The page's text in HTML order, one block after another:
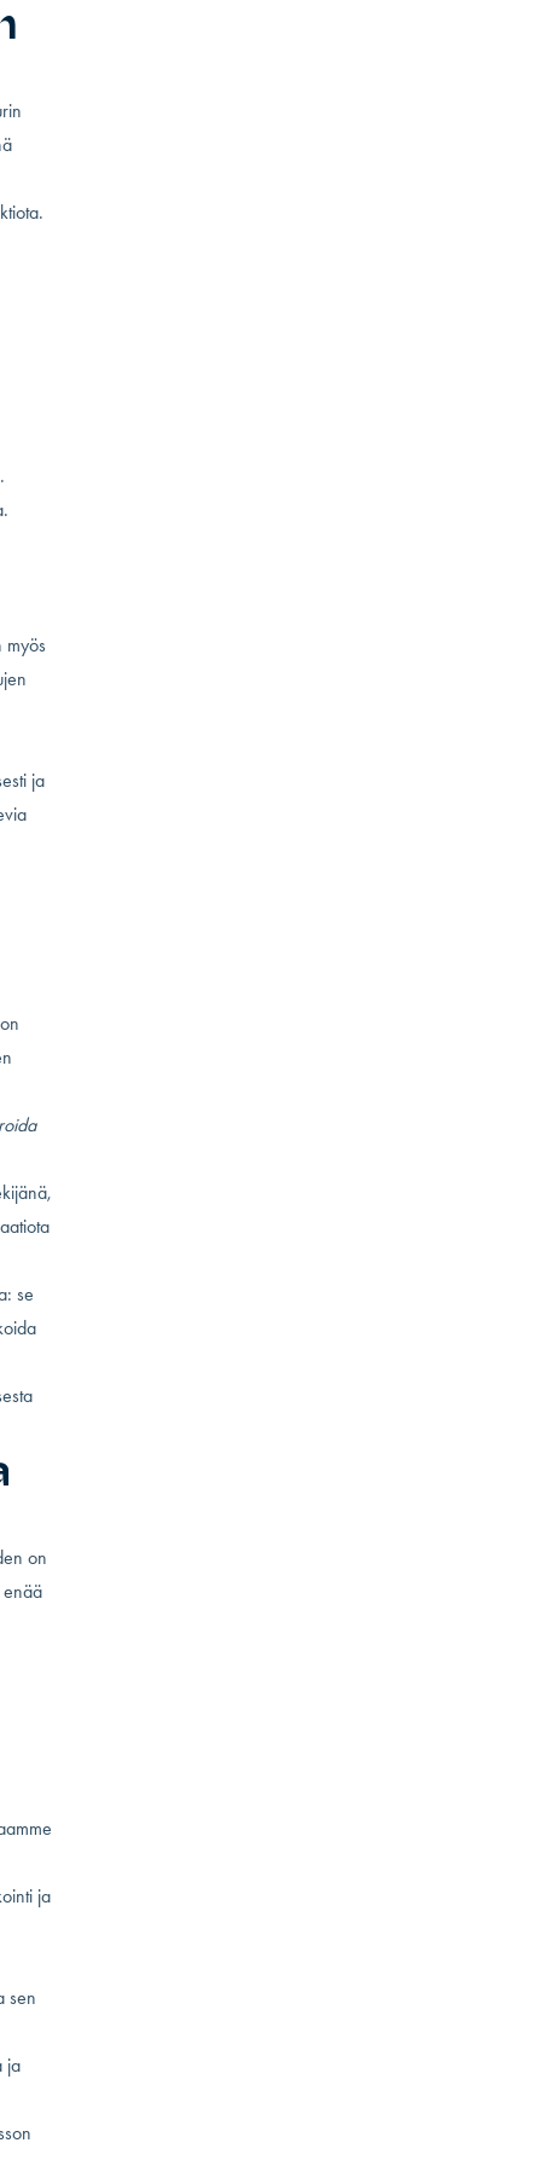
myös
ja
se
on
enää
ja
sen
ja